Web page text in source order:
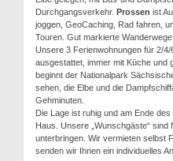
Durchgangsverkehr. Prossen ist
joggen, GeoCaching, Rad fahren,
Touren. Gut markierte
Unsere 3 Ferienwohnungen für 2/
ausgestattet, immer mit Küche und
beginnt der Nationalpark
sehen, die Elbe und die
Gehminuten.
Die Lage ist ruhig und am Ende
Haus. Unsere „Wunschgäste“
unterbringen. Wir vermieten selbst
senden wir Ihnen ein individuelles